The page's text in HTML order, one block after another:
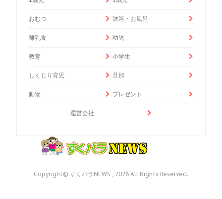
おむつ 沐浴・お風呂
離乳食 幼児
教育 小学生
しくじり育児 旦那
動物 プレゼント
運営会社
Copyright© すくパラNEWS , 2026 All Rights Reserved.